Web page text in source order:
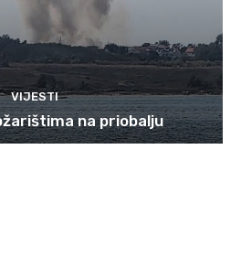
VIJESTI
na priobalju